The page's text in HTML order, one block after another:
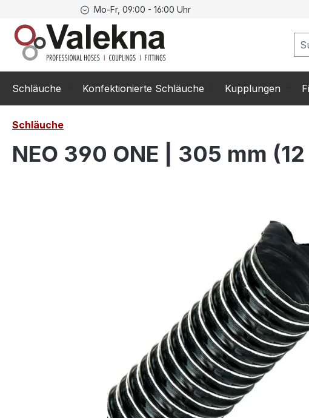
Zur Hauptnavigation springen
Mo-Fr, 09:00 - 16:00 Uhr
Schläuche Konfektionierte Schläuche Kupplungen
Schläuche
NEO 390 ONE | 305 mm